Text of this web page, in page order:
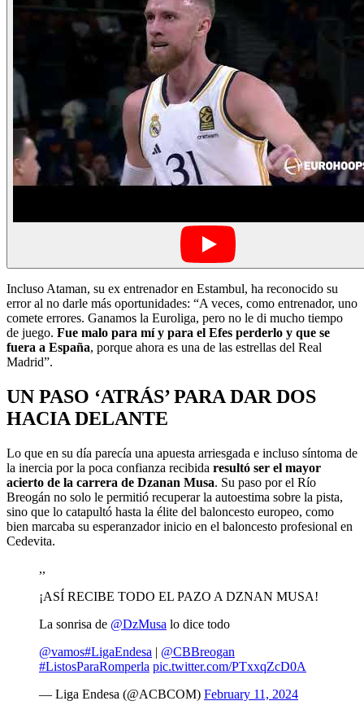
Incluso Ataman, su ex entrenador en Estambul, ha reconocido su
error al no darle más oportunidades: “A veces, como entrenador, uno
comete errores. Ganamos la Euroliga, pero no le di mucho tiempo
de juego. Fue malo para mí y para el Efes perderlo y que se
fuera a España, porque ahora es una de las estrellas del Real
Madrid”.
UN PASO ‘ATRÁS’ PARA DAR DOS
HACIA DELANTE
Lo que en su día parecía una apuesta arriesgada e incluso síntoma de
la inercia por la poca confianza recibida resultó ser el mayor
acierto de la carrera de Dzanan Musa. Su paso por el Río
Breogán no solo le permitió recuperar la autoestima sobre la pista,
sino que lo catapultó hasta la élite del baloncesto europeo, como
bien marcaba su esperanzador inicio en el baloncesto profesional en
Cedevita.
,,
¡ASÍ RECIBE TODO EL PAZO A DZNAN MUSA!
La sonrisa de @DzMusa lo dice todo
@vamos#LigaEndesa | @CBBreogan
#ListosParaRomperla pic.twitter.com/PTxxqZcD0A
— Liga Endesa (@ACBCOM) February 11, 2024